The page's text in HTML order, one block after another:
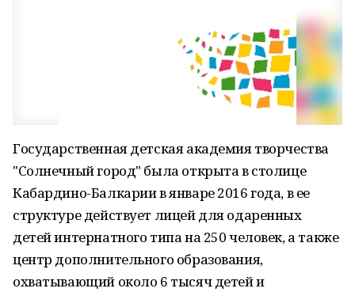
Государственная детская академия творчества
"Солнечный город" была открыта в столице
Кабардино-Балкарии в январе 2016 года, в ее
структуре действует лицей для одаренных
детей интернатного типа на 250 человек, а также
центр дополнительного образования,
охватывающий около 6 тысяч детей и